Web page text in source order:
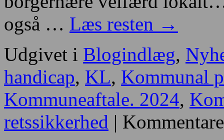
også … Læs resten →
Udgivet i Blogindlæg,
handicap, KL, Kommunal
Kommuneaftale. 2024,
retssikkerhed |